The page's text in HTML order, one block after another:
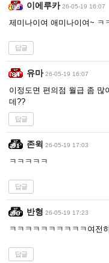
이에루카 26-05-19 16:07
제미나이여 애미나이여~ ㅋ
답글
유마 26-05-19 16:07
이정도면 편의점 월급 좀 많
데??
답글
존윅 26-05-19 17:03
ㅋㅋㅋㅋㅋ
답글
반형 26-05-19 17:23
ㅋㅋㅋㅋㅋㅋㅋㅋㅋㅋ여전
답글